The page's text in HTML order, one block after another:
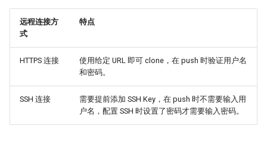
撤销操作
移除文件
忽略文件
总结
远程连接方
式
特点
HTTPS 连接
使用给定 URL 即可 clone，在 push 时验证用户名
和密码。
SSH 连接
需要提前添加 SSH Key，在 push 时不需要输入用
户名，配置 SSH 时设置了密码才需要输入密码。